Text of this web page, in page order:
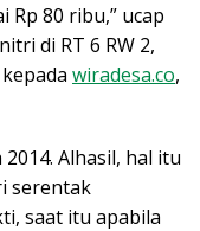
Rp 80 ribu,” ucap
di RT 6 RW 2,
wiradesa.co,
Alhasil, hal itu
serentak
saat itu apabila